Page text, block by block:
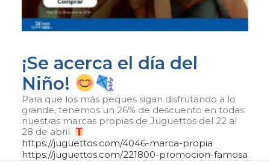
Gracias a
Promocion
¡Se acerca el día del
Niño!
Para que los más peques sigan disfrutando a lo
grande, tenemos un 26% de descuento en todas
nuestras marcas propias de Juguettos del 22 al
28 de abril.
https://juguettos.com/4046-marca-propia
https://juguettos.com/221800-promocion-famosa